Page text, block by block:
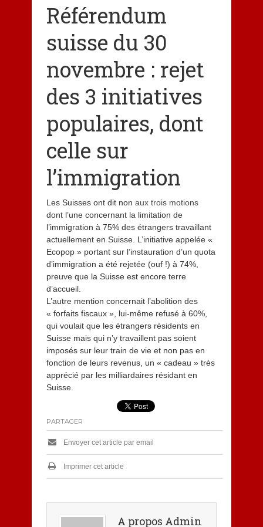
Référendum
suisse du 30
novembre : rejet
des 3 initiatives
populaires, dont
celle sur
l’immigration
Les Suisses ont dit non aux trois motions
dont l’une concernant la limitation de
l’immigration à 75% des étrangers travaillant
actuellement en Suisse. L’initiative appelée «
Ecopop » portant sur l’instauration d’un quota
d’immigration a été rejetée (ouf !) à 74%,
preuve que la Suisse est encore terre
d’accueil.
L’autre mention concernait l’abolition des
« forfaits fiscaux », lui-même refusé à 60%,
qui voulait que les étrangers résidents en
Suisse mais qui n’y travaillent pas soient
imposés sur leur train de vie et non pas en
fonction de leurs revenus, un « cadeau » très
apprécié par les milliardaires résidant en
Suisse.
PARTAGER
Envoyer cet article par email
Imprimer cet article
A propos Admin